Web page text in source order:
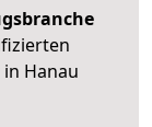
Hanau